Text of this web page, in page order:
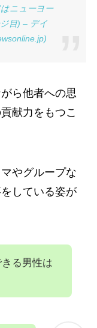
ニューヨー
目) – デイ
ら他者への思
献力をもつこ
やグループな
している姿が
る男性は